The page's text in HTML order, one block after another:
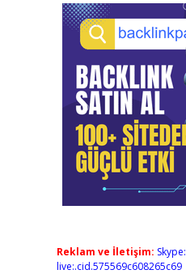
Reklam ve İletişim: Skype:
live:.cid.575569c608265c69